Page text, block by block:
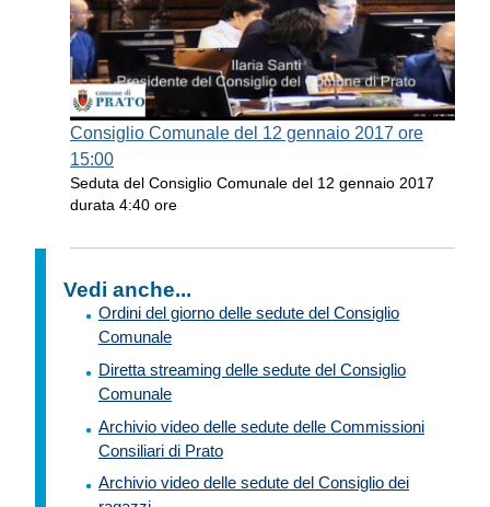
Consiglio Comunale del 12 gennaio 2017 ore
15:00
Seduta del Consiglio Comunale del 12 gennaio 2017
durata 4:40 ore
Vedi anche...
Ordini del giorno delle sedute del Consiglio
Comunale
Diretta streaming delle sedute del Consiglio
Comunale
Archivio video delle sedute delle Commissioni
Consiliari di Prato
Archivio video delle sedute del Consiglio dei